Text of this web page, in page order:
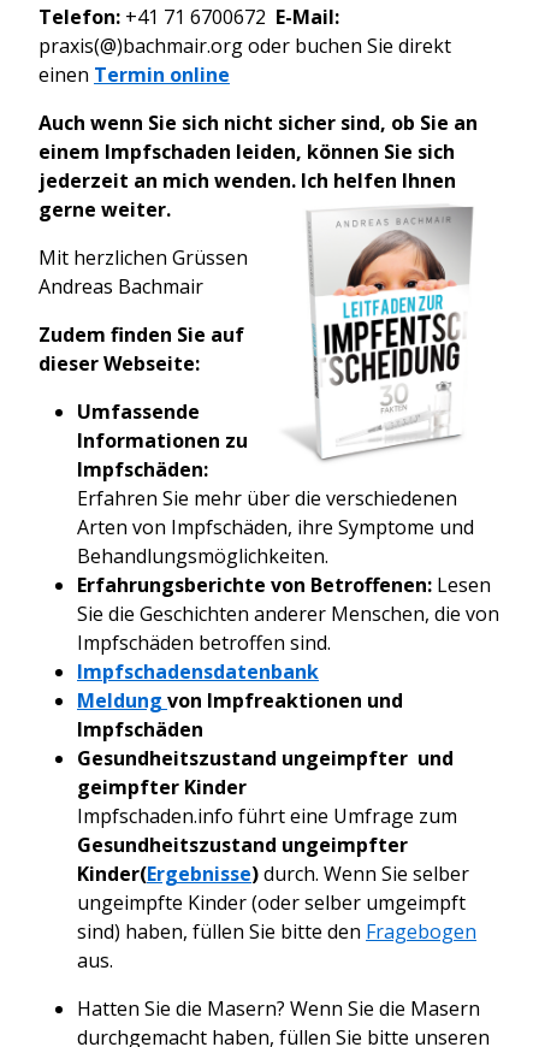
Telefon: +41 71 6700672 E-Mail:
praxis(@)bachmair.org oder buchen Sie direkt
einen Termin online
Auch wenn Sie sich nicht sicher sind, ob Sie an
einem Impfschaden leiden, können Sie sich
jederzeit an mich wenden. Ich helfen Ihnen
gerne weiter.
Mit herzlichen Grüssen
Andreas Bachmair
Zudem finden Sie auf
dieser Webseite:
Umfassende
Informationen zu
Impfschäden:
Erfahren Sie mehr über die verschiedenen
Arten von Impfschäden, ihre Symptome und
Behandlungsmöglichkeiten.
Erfahrungsberichte von Betroffenen: Lesen
Sie die Geschichten anderer Menschen, die von
Impfschäden betroffen sind.
Impfschadensdatenbank
Meldung von Impfreaktionen und
Impfschäden
Gesundheitszustand ungeimpfter und
geimpfter Kinder
Impfschaden.info führt eine Umfrage zum
Gesundheitszustand ungeimpfter
Kinder(Ergebnisse)durch. Wenn Sie selber
ungeimpfte Kinder (oder selber umgeimpft
sind) haben, füllen Sie bitte den Fragebogen
aus.
Hatten Sie die Masern? Wenn Sie die Masern
durchgemacht haben, füllen Sie bitte unseren